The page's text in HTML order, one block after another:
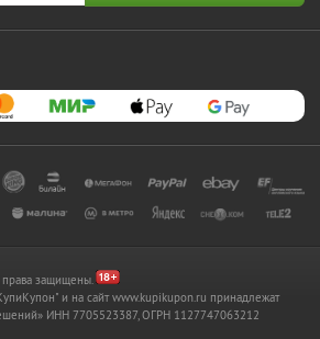
защищены.
и на сайт www.kupikupon.ru принадлежат
ИНН 7705523387, ОГРН 1127747063212